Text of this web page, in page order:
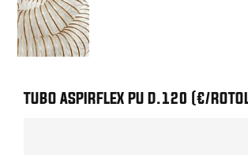
TUBO ASPIRFLEX PU D.120 (€/